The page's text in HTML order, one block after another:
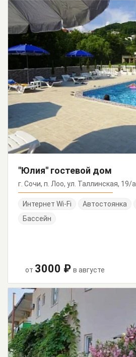
"Юлия" гостевой дом
г. Сочи, п. Лоо, ул. Таллинская, 19/а
Интернет Wi-Fi Автостоянка
Бассейн
от 3000 ₽ в августе